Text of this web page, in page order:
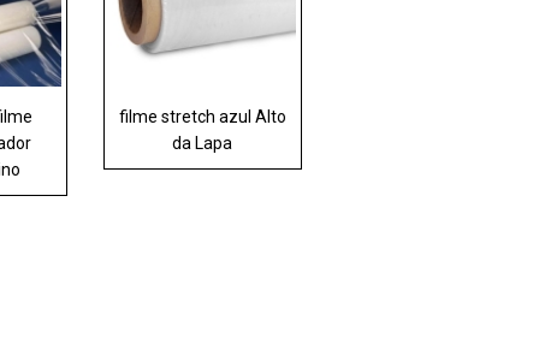
filme stretch azul Alto
da Lapa